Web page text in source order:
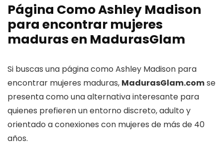
Página Como Ashley Madison
para encontrar mujeres
maduras en MadurasGlam
Si buscas una página como Ashley Madison para
encontrar mujeres maduras, MadurasGlam.comse
presenta como una alternativa interesante para
quienes prefieren un entorno discreto, adulto y
orientado a conexiones con mujeres de más de 40
años.